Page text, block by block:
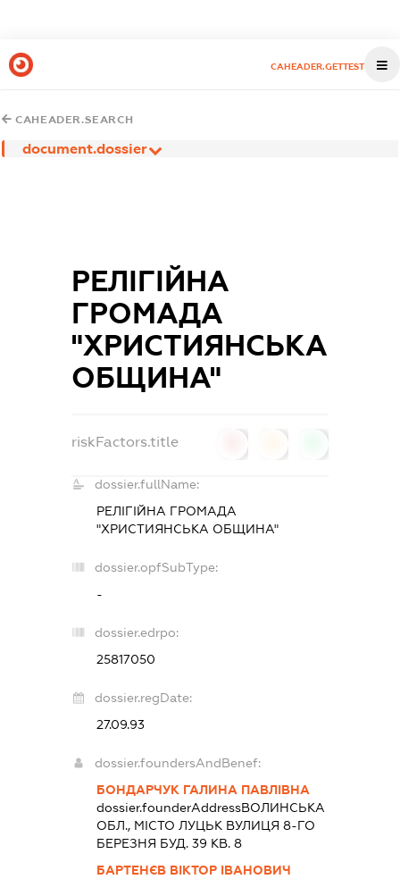
CAHEADER.GETTEST
CAHEADER.SEARCH
document.dossier
РЕЛІГІЙНА
ГРОМАДА
"ХРИСТИЯНСЬКА
ОБЩИНА"
riskFactors.title
dossier.fullName:
РЕЛІГІЙНА ГРОМАДА
"ХРИСТИЯНСЬКА ОБЩИНА"
dossier.opfSubType:
-
dossier.edrpo:
25817050
dossier.regDate:
27.09.93
dossier.foundersAndBenef:
БОНДАРЧУК ГАЛИНА ПАВЛІВНА
dossier.founderAddressВОЛИНСЬКА
ОБЛ., МІСТО ЛУЦЬК ВУЛИЦЯ 8-ГО
БЕРЕЗНЯ БУД. 39 КВ. 8
БАРТЕНЄВ ВІКТОР ІВАНОВИЧ